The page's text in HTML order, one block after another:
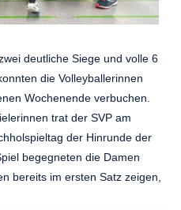
deutliche Siege und volle 6
die Volleyballerinnen
Wochenende verbuchen.
trat der SVP am
der Hinrunde der
begegneten die Damen
bereits im ersten Satz zeigen,